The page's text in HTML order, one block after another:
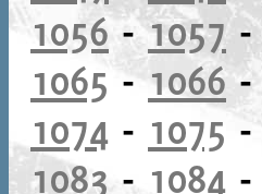
1056-1057-
1065 -1066-
1074 - 1075 -
1083- 1084 -